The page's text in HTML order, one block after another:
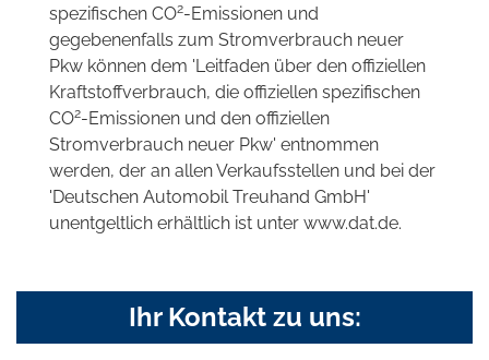
spezifischen CO2-Emissionen und
gegebenenfalls zum Stromverbrauch neuer
Pkw können dem 'Leitfaden über den offiziellen
Kraftstoffverbrauch, die offiziellen spezifischen
CO2-Emissionen und den offiziellen
Stromverbrauch neuer Pkw' entnommen
werden, der an allen Verkaufsstellen und bei der
'Deutschen Automobil Treuhand GmbH'
unentgeltlich erhältlich ist unter www.dat.de.
Ihr Kontakt zu uns: